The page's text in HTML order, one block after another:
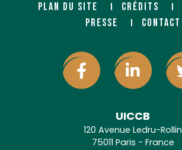
PLAN DU SITE
CRÉDITS
PRESSE
CONTACT
UICCB
120 Avenue Ledru-Rollin
75011 Paris - France